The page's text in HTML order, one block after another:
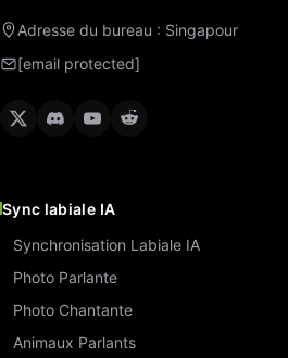
Adresse du bureau : Singapour
[email protected]
Sync labiale IA
Synchronisation Labiale IA
Photo Parlante
Photo Chantante
Animaux Parlants